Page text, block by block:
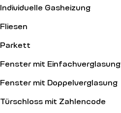
Individuelle Gasheizung
Fliesen
Parkett
Fenster mit Einfachverglasung
Fenster mit Doppelverglasung
Türschloss mit Zahlencode